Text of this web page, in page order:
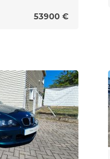
53900 €